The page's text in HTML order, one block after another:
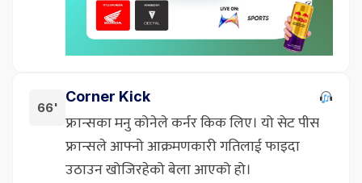
66'
Corner Kick
फ्रान्सका मनु कोनेले कर्नर किक लिए। यो सेट पीस
फ्रान्सले आफ्नो आक्रमणकारी गतिलाई फाइदा
उठाउन खोजिरहेको बेला आएको हो।